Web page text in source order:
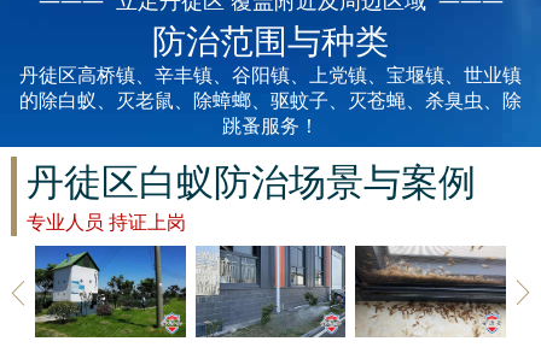
肇庆白蚁防治
防治范围与种类
丹徒区高桥镇、辛丰镇、谷阳镇、上党镇、宝堰镇、世业镇
的除白蚁、灭老鼠、除蟑螂、驱蚊子、灭苍蝇、杀臭虫、除
跳蚤服务！
丹徒区白蚁防治场景与案例
专业人员 持证上岗